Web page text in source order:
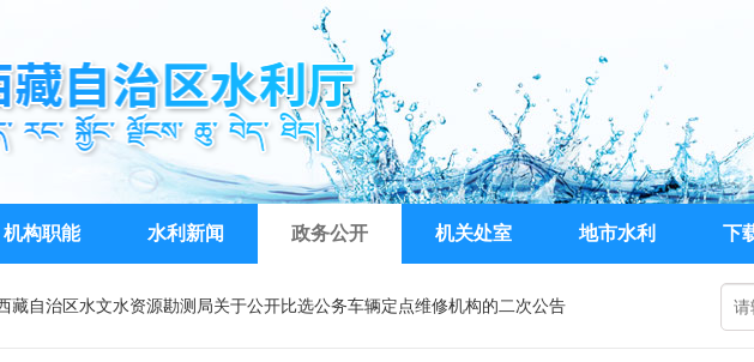
机构职能 水利新闻 政务公开 机关处室 地市水利 下
藏自治区水文水资源勘测局关于公开比选公务车辆定点维修机构的二次公告